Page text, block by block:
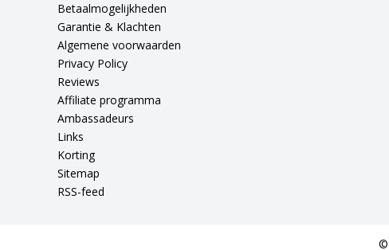
Betaalmogelijkheden
Garantie & Klachten
Algemene voorwaarden
Privacy Policy
Reviews
Affiliate programma
Ambassadeurs
Links
Korting
Sitemap
RSS-feed
©